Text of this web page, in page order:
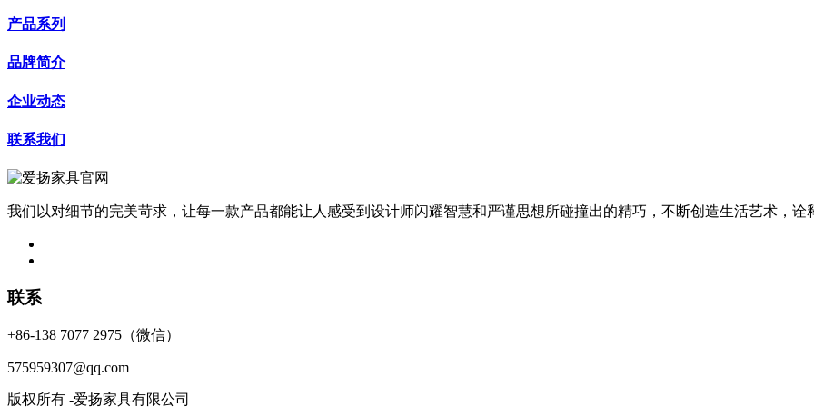
产品系列
品牌简介
企业动态
联系我们
我们以对细节的完美苛求，让每一款产品都能让人感受到设计师闪耀智慧和严谨思想所碰撞出的精巧，不断创造生活艺术，诠
联系
+86-138 7077 2975（微信）
575959307@qq.com
版权所有 -爱扬家具有限公司